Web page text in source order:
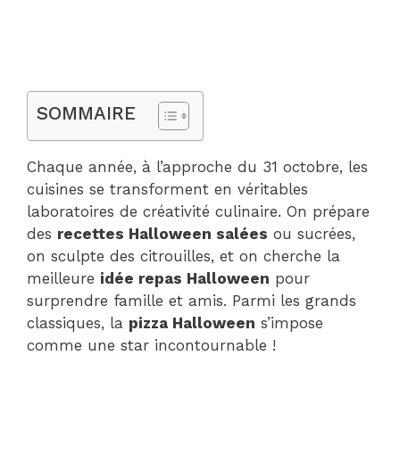
SOMMAIRE
Chaque année, à l’approche du 31 octobre, les
cuisines se transforment en véritables
laboratoires de créativité culinaire. On prépare
des recettes Halloween salées ou sucrées,
on sculpte des citrouilles, et on cherche la
meilleure idée repas Halloween pour
surprendre famille et amis. Parmi les grands
classiques, la pizza Halloween s’impose
comme une star incontournable !